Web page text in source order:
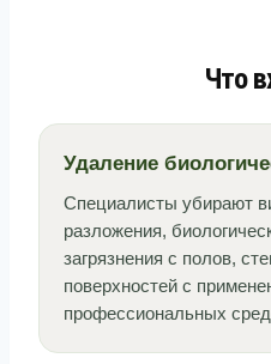
Что
Удаление
Специалисты убирают
разложения,
загрязнения с полов,
поверхностей с
профессиональных